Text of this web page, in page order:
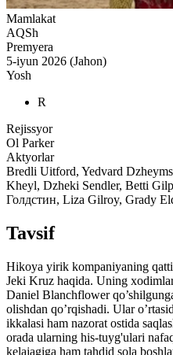
Mamlakat
AQSh
Premyera
5-iyun 2026 (Jahon)
Yosh
R
Rejissyor
Ol Parker
Aktyorlar
Bredli Uitford, Yedvard
Kheyl, Dzheki Sendler, Betti
Голдстин, Liza Gilroy, Grady
Tavsif
Hikoya yirik kompaniyaning
Jeki Kruz haqida. Uning
Daniel Blanchflower
olishdan qo’rqishadi. Ular
ikkalasi ham nazorat ostida
orada ularning his-tuyg'ulari
kelajagiga ham tahdid sola